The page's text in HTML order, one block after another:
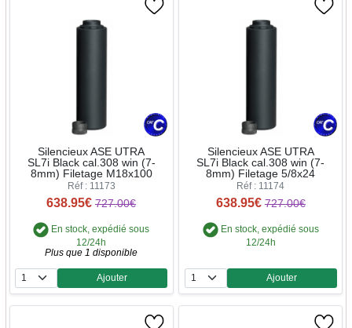
Silencieux ASE UTRA
SL7i Black cal.308 win (7-
8mm) Filetage M18x100
Réf : 11173
638.95€ 727.00€
En stock, expédié sous
12/24h
Plus que 1 disponible
Quantité
Ajouter
Silencieux ASE UTRA
SL7i Black cal.308 win (7-
8mm) Filetage 5/8x24
Réf : 11174
638.95€ 727.00€
En stock, expédié sous
12/24h
Quantité
Ajouter